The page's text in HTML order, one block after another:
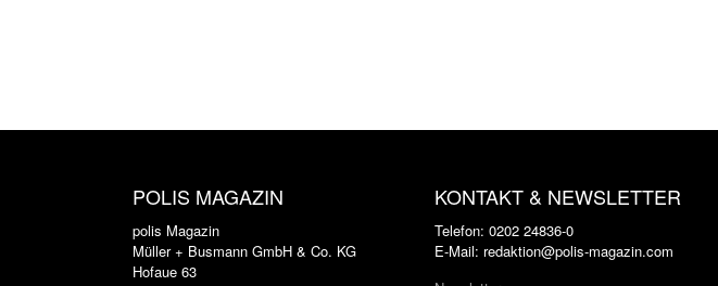
POLIS MAGAZIN
polis Magazin
Müller + Busmann GmbH & Co. KG
Hofaue 63
KONTAKT & NEWSLETTER
Telefon: 0202 24836-0
E-Mail: redaktion@polis-magazin.com